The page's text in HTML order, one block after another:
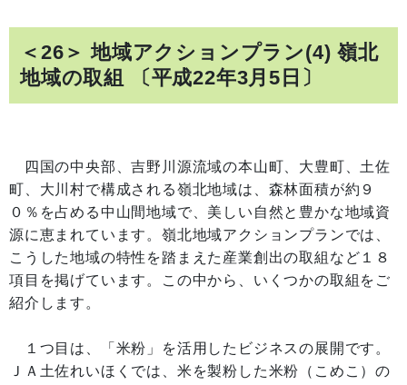
＜26＞ 地域アクションプラン(4) 嶺北
地域の取組 〔平成22年3月5日〕
四国の中央部、吉野川源流域の本山町、大豊町、土佐
町、大川村で構成される嶺北地域は、森林面積が約９
０％を占める中山間地域で、美しい自然と豊かな地域資
源に恵まれています。嶺北地域アクションプランでは、
こうした地域の特性を踏まえた産業創出の取組など１８
項目を掲げています。この中から、いくつかの取組をご
紹介します。
１つ目は、「米粉」を活用したビジネスの展開です。
ＪＡ土佐れいほくでは、米を製粉した米粉（こめこ）の